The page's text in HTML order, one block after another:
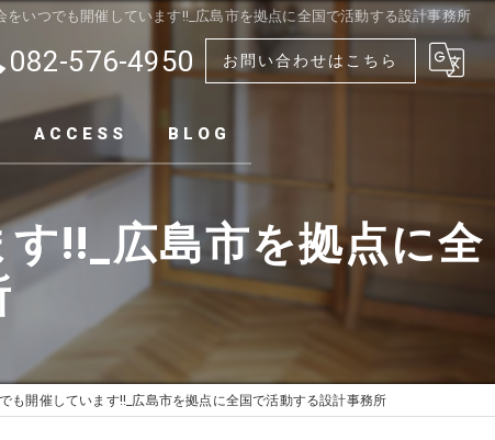
をいつでも開催しています!!_広島市を拠点に全国で活動する設計事務所
082-576-4950 お問い合わせはこちら
ACCESS BLOG
!!_広島市を拠点に全
も開催しています!!_広島市を拠点に全国で活動する設計事務所